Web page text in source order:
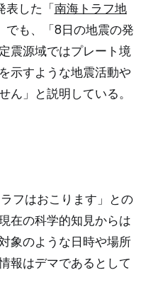
表した「南海トラフ地
でも、「8日の地震の発
震源域ではプレート境
示すような地震活動や
ん」と説明している。
フはおこります」との
在の科学的知見からは
象のような日時や場所
報はデマであるとして